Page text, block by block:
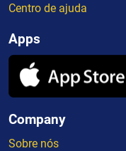
Centro de ajuda
Apps
Company
Sobre nós